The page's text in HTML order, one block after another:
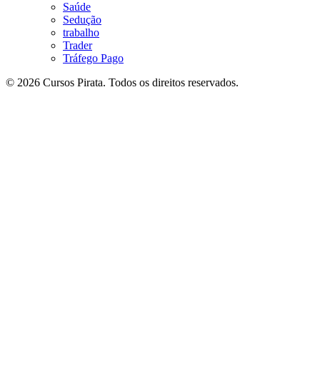
Saúde
Sedução
trabalho
Trader
Tráfego Pago
© 2026 Cursos Pirata. Todos os direitos reservados.